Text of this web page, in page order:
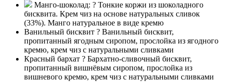
Манго-шоколад: ? Тонкие коржи из шоколадного
бисквита. Крем чиз на основе натуральных сливок
(33%). Манго натуральное в виде кремю
Ванильный бисквит ? Ванильный бисквит,
пропитанный ягодным сиропом, прослойка из ягодного
кремю, крем чиз с натуральными сливками
Красный бархат ? Бархатно-сливочный бисквит,
пропитанный вишнёвым сиропом, прослойка из
вишневого кремю, крем чиз с натуральными сливками